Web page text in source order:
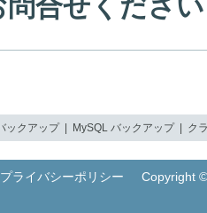
問合せくださ
ックアップ| MySQL バックアップ| ク
プライバシーポリシー Copyright ©